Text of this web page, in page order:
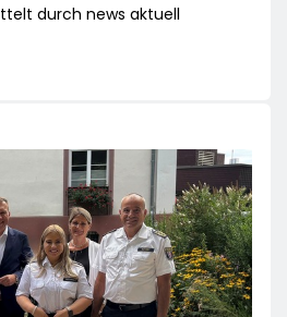
durch news aktuell